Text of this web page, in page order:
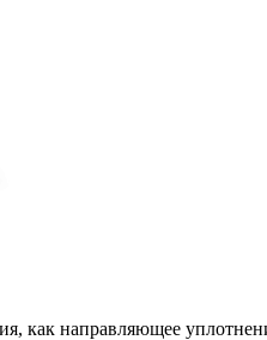
как направляющее